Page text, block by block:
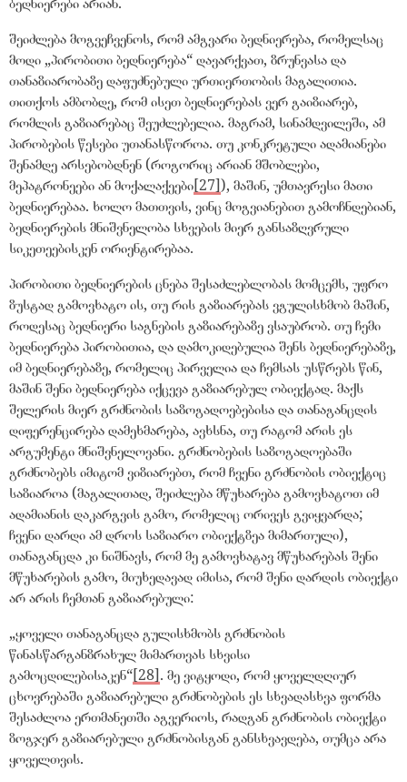
შეიძლება მოგვეჩვენოს, რომ ამგვარი ბედნიერება, რომელსაც
მოდი „პირობითი ბედნიერება“დავარქვათ, ზრუნვასა და
თანაზიარობაზე დაფუძნებული ურთიერთობის მაგალითია.
თითქოს ამბობდე, რომ ისეთ ბედნიერებას ვერ გაიზიარებ,
რომლის გაზიარებაც შეუძლებელია. მაგრამ, სინამდვილეში, ამ
პირობების წესები უთანასწოროა. თუ კონკრეტული ადამიანები
შენამდე არსებობდნენ (როგორიც არიან მშობლები,
მეპატრონეები ან მოქალაქეები[27]), მაშინ, უმთავრესი მათი
ბედნიერებაა. ხოლო მათთვის, ვინც მოგვიანებით გამოჩნდებიან,
ბედნიერების მნიშვნელობა სხვების მიერ განსაზღვრული
სიკეთეებისკენ ორიენტირებაა.
პირობითი ბედნიერების ცნება შესაძლებლობას მომცემს, უფრო
ზუსტად გამოვხატო ის, თუ რის გაზიარებას ვგულისხმობ მაშინ,
როდესაც ბედნიერი საგნების გაზიარებაზე ვსაუბრობ. თუ ჩემი
ბედნიერება პირობითია, და დამოკიდებულია შენს ბედნიერებაზე,
იმ ბედნიერებაზე, რომელიც პირველია და ჩემსას უსწრებს წინ,
მაშინ შენი ბედნიერება იქცევა გაზიარებულ ობიექტად. მაქს
შელერის მიერ გრძნობის საზოგადოებებისა და თანაგანცდის
დიფერენცირება დამეხმარება, ავხსნა, თუ რატომ არის ეს
არგუმენტი მნიშვნელოვანი. გრძნობების საზოგადოებაში
გრძნობებს იმიტომ ვიზიარებთ, რომ ჩვენი გრძნობის ობიექტიც
საზიაროა (მაგალითად, შეიძლება მწუხარება გამოვხატოთ იმ
ადამიანის დაკარგვის გამო, რომელიც ორივეს გვიყვარდა;
ჩვენი დარდი ამ დროს საზიარო ობიექტზეა მიმართული),
თანაგანცდა კი ნიშნავს, რომ მე გამოვხატავ მწუხარებას შენი
მწუხარების გამო, მიუხედავად იმისა, რომ შენი დარდის ობიექტი
არ არის ჩემთან გაზიარებული:
„ყოველი თანაგანცდა გულისხმობს გრძნობის
წინასწარგანზრახულ მიმართვას სხვისი
გამოცდილებისაკენ“[28]. მე ვიტყოდი, რომ ყოველდღიურ
ცხოვრებაში გაზიარებული გრძნობების ეს სხვადასხვა ფორმა
შესაძლოა ერთმანეთში აგვერიოს, რადგან გრძნობის ობიექტი
ზოგჯერ გაზიარებული გრძნობისგან განსხვავდება, თუმცა არა
ყოველთვის.